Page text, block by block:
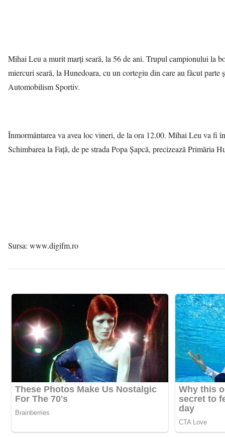
Mihai Leu a murit marţi seară, la 56 de ani. Trupul campionului la
miercuri seară, la Hunedoara, cu un cortegiu din care au făcut parte
Automobilism Sportiv.
Înmormântarea va avea loc vineri, de la ora 12.00. Mihai Leu va fi
Schimbarea la Faţă, de pe strada Popa Şapcă, precizează Primăria
Sursa: www.digifm.ro